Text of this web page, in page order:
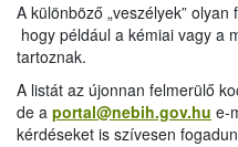
A különböző „veszélyek”
hogy például a kémiai vagy a
tartoznak.
A listát az újonnan felmerülő
de a portal@nebih.gov.hu e-
kérdéseket is szívesen